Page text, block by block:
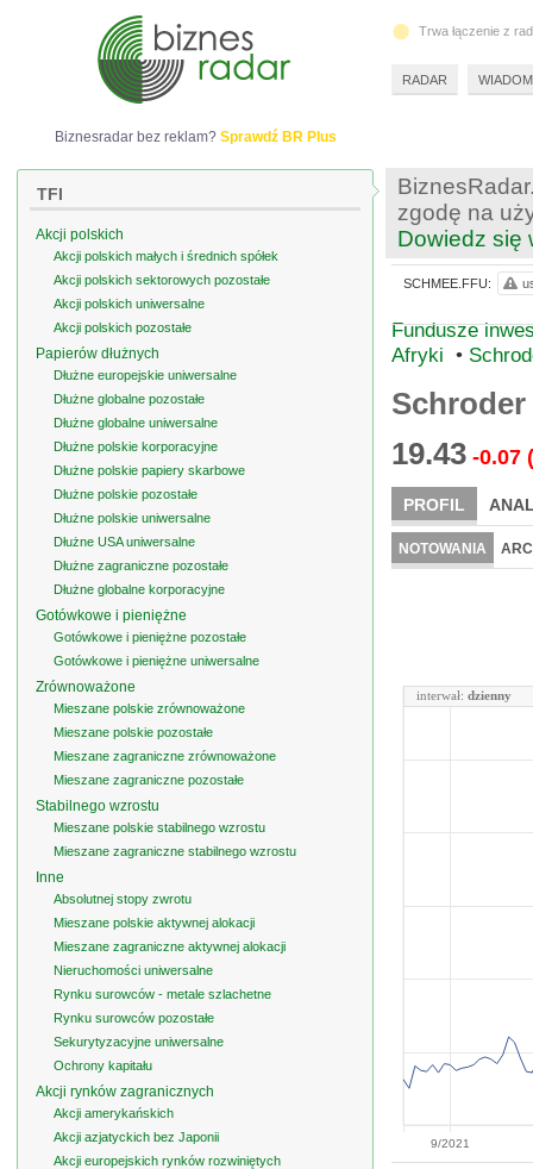
zgodę na
Dowiedz się
Fundusze
Afryki •
Schroder
19.43 -0.07
PROFIL
NOTOWANIA
9/2021
interwał: dzienny
SCHMEE.FFU:
Biznesradar bez reklam? Sprawdź BR Plus
TFI
Akcji polskich
Akcji polskich małych i średnich spółek
Akcji polskich sektorowych pozostałe
Akcji polskich uniwersalne
Akcji polskich pozostałe
Papierów dłużnych
Dłużne europejskie uniwersalne
Dłużne globalne pozostałe
Dłużne globalne uniwersalne
Dłużne polskie korporacyjne
Dłużne polskie papiery skarbowe
Dłużne polskie pozostałe
Dłużne polskie uniwersalne
Dłużne USA uniwersalne
Dłużne zagraniczne pozostałe
Dłużne globalne korporacyjne
Gotówkowe i pieniężne
Gotówkowe i pieniężne pozostałe
Gotówkowe i pieniężne uniwersalne
Zrównoważone
Mieszane polskie zrównoważone
Mieszane polskie pozostałe
Mieszane zagraniczne zrównoważone
Mieszane zagraniczne pozostałe
Stabilnego wzrostu
Mieszane polskie stabilnego wzrostu
Mieszane zagraniczne stabilnego wzrostu
Inne
Absolutnej stopy zwrotu
Mieszane polskie aktywnej alokacji
Mieszane zagraniczne aktywnej alokacji
Nieruchomości uniwersalne
Rynku surowców - metale szlachetne
Rynku surowców pozostałe
Sekurytyzacyjne uniwersalne
Ochrony kapitału
Akcji rynków zagranicznych
Akcji amerykańskich
Akcji azjatyckich bez Japonii
Akcji europejskich rynków rozwiniętych
Trwa łączenie z
RADAR